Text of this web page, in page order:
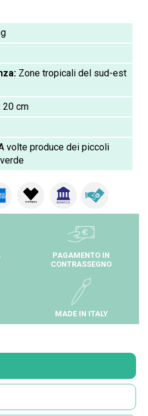
Zone tropicali del sud-est
20 cm
volte produce dei piccoli
PAGAMENTO IN
CONTRASSEGNO
MADE IN ITALY